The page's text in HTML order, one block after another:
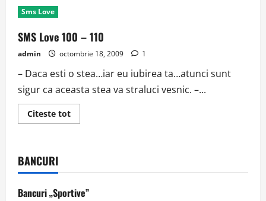
Sms Love
SMS Love 100 – 110
admin octombrie 18, 2009 1
– Daca esti o stea…iar eu iubirea ta…atunci sunt
sigur ca aceasta stea va straluci vesnic. –...
Citeste totRead
more
110
BANCURI
Bancuri „Sportive”